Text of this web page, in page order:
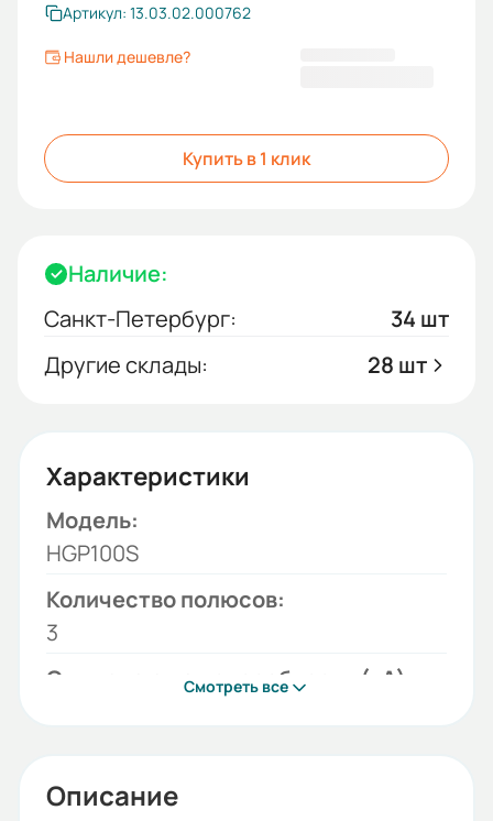
Артикул: 13.03.02.000762
Нашли дешевле?
Купить в 1 клик
Наличие:
Санкт-Петербург:
34 шт
Другие склады:
28 шт
Характеристики
Модель:
HGP100S
Количество полюсов:
3
Отключающая способность (кА):
63
Смотреть все
Описание